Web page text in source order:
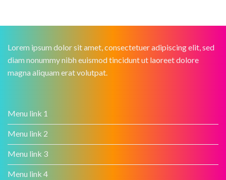
Lorem ipsum dolor sit amet, consectetuer adipiscing elit, sed
diam nonummy nibh euismod tincidunt ut laoreet dolore
magna aliquam erat volutpat.
Menu link 1
Menu link 2
Menu link 3
Menu link 4